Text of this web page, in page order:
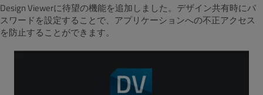
Design Viewerに待望の機能を追加しました。デザイン共有時にパ
スワードを設定することで、アプリケーションへの不正アクセス
を防止することができます。